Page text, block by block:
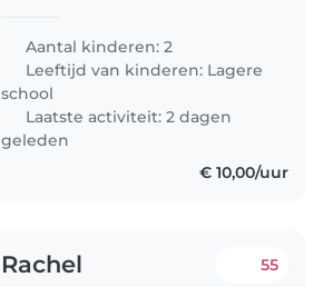
kinderen houden erg van buiten
spelen, knutselen/tekenen en
spelen met speelgoed en..
Aantal kinderen: 2
Leeftijd van kinderen: Lagere
school
Laatste activiteit: 2 dagen
geleden
€ 10,00/uur
Rachel 55